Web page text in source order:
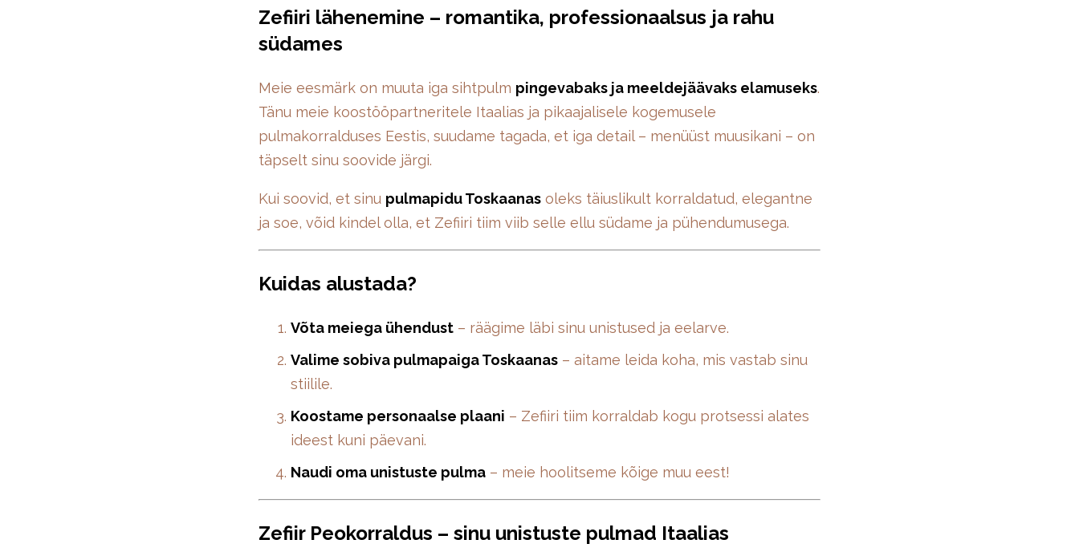
Zefiiri lähenemine – romantika, professionaalsus ja rahu
südames
Meie eesmärk on muuta iga sihtpulm pingevabaks ja meeldejäävaks elamuseks.
Tänu meie koostööpartneritele Itaalias ja pikaajalisele kogemusele
pulmakorralduses Eestis, suudame tagada, et iga detail – menüüst muusikani – on
täpselt sinu soovide järgi.
Kui soovid, et sinu pulmapidu Toskaanas oleks täiuslikult korraldatud, elegantne
ja soe, võid kindel olla, et Zefiiri tiim viib selle ellu südame ja pühendumusega.
Kuidas alustada?
Võta meiega ühendust – räägime läbi sinu unistused ja eelarve.
Valime sobiva pulmapaiga Toskaanas – aitame leida koha, mis vastab sinu
stiilile.
Koostame personaalse plaani – Zefiiri tiim korraldab kogu protsessi alates
ideest kuni päevani.
Naudi oma unistuste pulma – meie hoolitseme kõige muu eest!
Zefiir Peokorraldus – sinu unistuste pulmad Itaalias